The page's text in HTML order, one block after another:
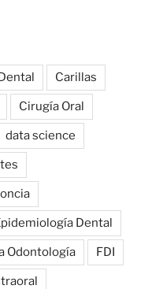
Carillas
Cirugía Oral
data science
Dental
Odontología FDI